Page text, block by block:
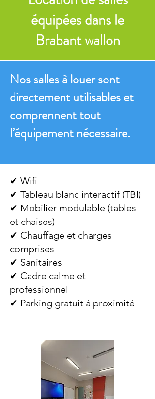
équipées dans le
Brabant wallon
Nos salles à louer sont
directement utilisables et
comprennent tout
l’équipement nécessaire.
✔ Wifi
✔ Tableau blanc interactif (TBI)
✔ Mobilier modulable (tables
et chaises)
✔ Chauffage et charges
comprises
✔ Sanitaires
✔ Cadre calme et
professionnel
✔ Parking gratuit à proximité